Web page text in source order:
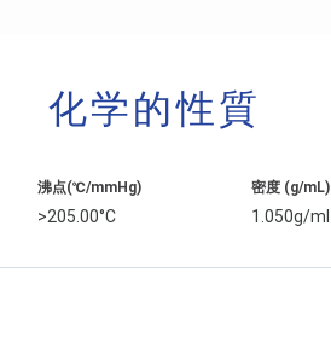
化学的性質
沸点(℃/mmHg)
>205.00°C
密度 (g/mL)
1.050g/ml